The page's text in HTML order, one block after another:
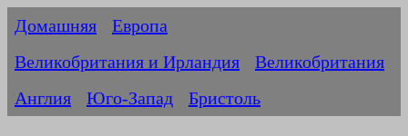
Домашняя
Европа
Великобритания и Ирландия
Великобритания
Англия
Юго-Запад Бристоль